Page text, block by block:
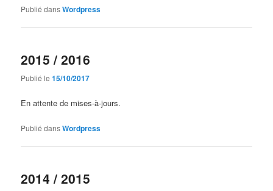
Publié dansWordpress
2015 / 2016
Publié le15/10/2017
En attente de mises-à-jours.
Publié dansWordpress
2014 / 2015